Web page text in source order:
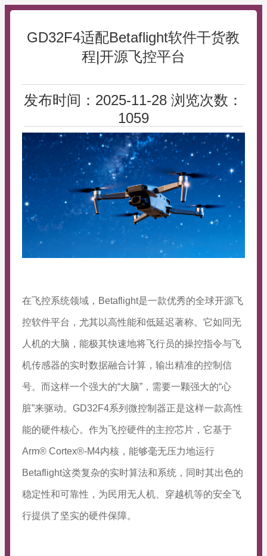
GD32F4适配Betaflight软件干货教
程|开源飞控平台
发布时间：2025-11-28 浏览次数：
1059
在飞控系统领域，Betaflight是一款优秀的全球开源飞
控软件平台，尤其以高性能和低延迟著称。它如同无
人机的大脑，能极其快速地将飞行员的操控指令与飞
机传感器的实时数据融合计算，输出精准的控制信
号。而这样一个强大的“大脑”，需要一颗强大的“心
脏”来驱动。GD32F4系列微控制器正是这样一款高性
能的硬件核心。作为飞控硬件的主控芯片，它基于
Arm® Cortex®-M4内核，能够毫无压力地运行
Betaflight这类复杂的实时算法和系统，同时其出色的
稳定性和可靠性，为民用无人机、穿越机等的安全飞
行提供了坚实的硬件保障。